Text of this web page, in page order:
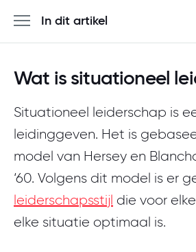
In dit artikel
Wat is situationeel
Situationeel leiderschap is
leidinggeven. Het is
model van Hersey en
‘60. Volgens dit model is er
leiderschapsstijl die voor
elke situatie optimaal is.